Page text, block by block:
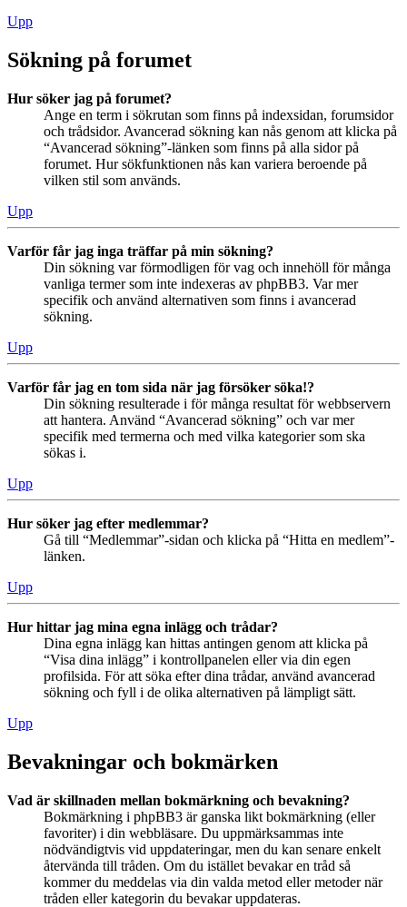
Upp
Sökning på forumet
Hur söker jag på forumet?
Ange en term i sökrutan som finns på indexsidan, forumsidor
och trådsidor. Avancerad sökning kan nås genom att klicka på
“Avancerad sökning”-länken som finns på alla sidor på
forumet. Hur sökfunktionen nås kan variera beroende på
vilken stil som används.
Upp
Varför får jag inga träffar på min sökning?
Din sökning var förmodligen för vag och innehöll för många
vanliga termer som inte indexeras av phpBB3. Var mer
specifik och använd alternativen som finns i avancerad
sökning.
Upp
Varför får jag en tom sida när jag försöker söka!?
Din sökning resulterade i för många resultat för webbservern
att hantera. Använd “Avancerad sökning” och var mer
specifik med termerna och med vilka kategorier som ska
sökas i.
Upp
Hur söker jag efter medlemmar?
Gå till “Medlemmar”-sidan och klicka på “Hitta en medlem”-
länken.
Upp
Hur hittar jag mina egna inlägg och trådar?
Dina egna inlägg kan hittas antingen genom att klicka på
“Visa dina inlägg” i kontrollpanelen eller via din egen
profilsida. För att söka efter dina trådar, använd avancerad
sökning och fyll i de olika alternativen på lämpligt sätt.
Upp
Bevakningar och bokmärken
Vad är skillnaden mellan bokmärkning och bevakning?
Bokmärkning i phpBB3 är ganska likt bokmärkning (eller
favoriter) i din webbläsare. Du uppmärksammas inte
nödvändigtvis vid uppdateringar, men du kan senare enkelt
återvända till tråden. Om du istället bevakar en tråd så
kommer du meddelas via din valda metod eller metoder när
tråden eller kategorin du bevakar uppdateras.